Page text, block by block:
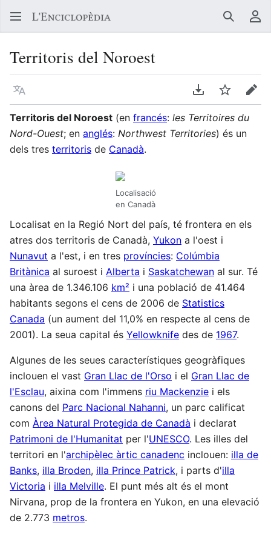
Buscar
Territoris del Noroest
Llegir en un atre idioma Descarregar en
Vigilar
Territoris del Noroest (en francés: les Territoires du
Nord-Ouest; en anglés: Northwest Territories) és un
dels tres territoris de Canadà.
Localisació
en Canadà
Localisat en la Regió Nort del país, té frontera en els
atres dos territoris de Canadà, Yukon a l'oest i
Nunavut a l'est, i en tres províncies: Colúmbia
Britànica al suroest i Alberta i Saskatchewan al sur. Té
una àrea de 1.346.106 km² i una població de 41.464
habitants segons el cens de 2006 de Statistics
Canada (un aument del 11,0% en respecte al cens de
2001). La seua capital és Yellowknife des de 1967.
Algunes de les seues característiques geogràfiques
inclouen el vast Gran Llac de l'Orso i el Gran Llac de
l'Esclau, aixina com l'immens riu Mackenzie i els
canons del Parc Nacional Nahanni, un parc calificat
com Àrea Natural Protegida de Canadà i declarat
Patrimoni de l'Humanitat per l'UNESCO. Les illes del
territori en l'archipèlec àrtic canadenc inclouen: illa de
Banks, illa Broden, illa Prince Patrick, i parts d'illa
Victoria i illa Melville. El punt més alt és el mont
Nirvana, prop de la frontera en Yukon, en una elevació
de 2.773 metros.